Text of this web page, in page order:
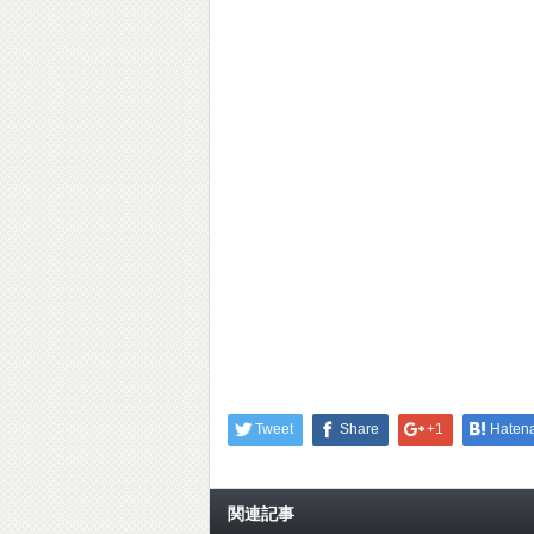
Tweet Share +1
関連記事